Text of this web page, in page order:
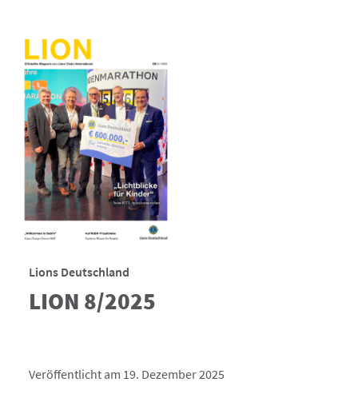
Lions Deutschland
LION 8/2025
Veröffentlicht am 19. Dezember 2025